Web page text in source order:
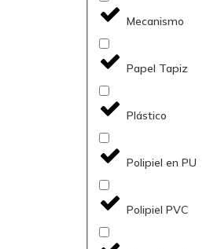
Mecanismo
Papel Tapiz
Plástico
Polipiel en PU
Polipiel PVC